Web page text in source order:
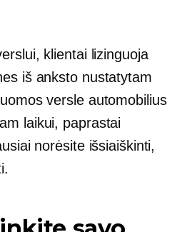
klientai lizinguoja
iš anksto nustatytam
versle automobilius
laikui, paprastai
norėsite išsiaiškinti,